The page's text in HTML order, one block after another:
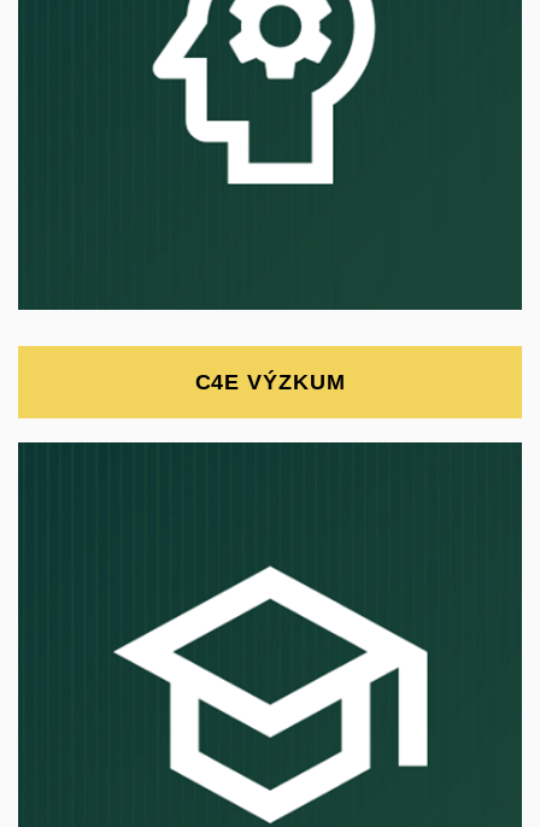
Složité problémy digitální
společnosti řešíme
multidisciplinárním výzkumem.
C4E VÝZKUM
Vzděláváme budoucí experty na
ochranu klíčových služeb a
technologií digitální společnosti.